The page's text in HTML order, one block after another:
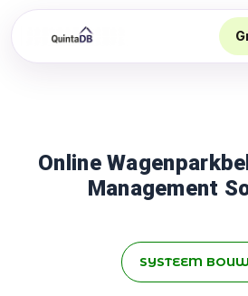
Online
Management
SYSTEEM